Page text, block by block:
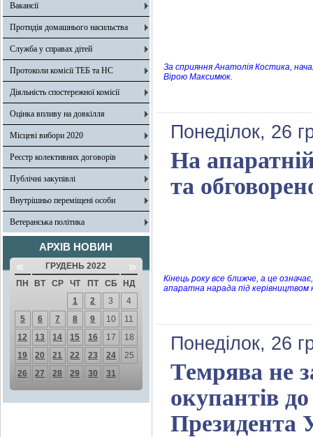
Вакансії
Протидія домашнього насильства
Служба у справах дітей
Протоколи комісії ТЕБ та НС
Діяльність спостережної комісії
Оцінка впливу на довкілля
Місцеві вибори 2020
Реєстр колективних договорів
Публічні закупівлі
Внутрішньо переміщені особи
Ветеранська політика
АРХІВ НОВИН
« ГРУДЕНЬ 2022 »
ПН ВТ СР ЧТ ПТ СБ
НД
1
2 3
4
5
6 7 8 9 10
11
12
13 14 15 16 17
18
19
20 21 22 23 24
25
26
27 28 29 30 31
За сприяння Анатолія Костика,
Вірою Максимюк.
Понеділок, 26
На
та
Кінець року все ближче, а це
апаратна нарада під керівництвом
Понеділок, 26
Темрява не
окупантів
Президента